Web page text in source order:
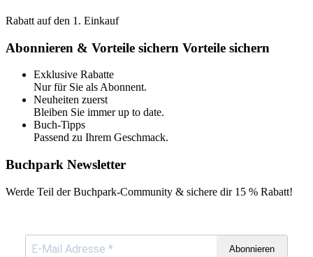
Rabatt auf den 1. Einkauf
Abonnieren & Vorteile sichern Vorteile sichern
Exklusive Rabatte
Nur für Sie als Abonnent.
Neuheiten zuerst
Bleiben Sie immer up to date.
Buch-Tipps
Passend zu Ihrem Geschmack.
Buchpark Newsletter
Werde Teil der Buchpark-Community & sichere dir 15 % Rabatt!
Abonnieren